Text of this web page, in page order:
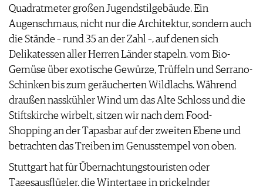
Quadratmeter großen Jugendstilgebäude. Ein
Augenschmaus, nicht nur die Architektur, sondern auch
die Stände – rund 35 an der Zahl –, auf denen sich
Delikatessen aller Herren Länder stapeln, vom Bio-
Gemüse über exotische Gewürze, Trüffeln und Serrano-
Schinken bis zum geräucherten Wildlachs. Während
draußen nasskühler Wind um das Alte Schloss und die
Stiftskirche wirbelt, sitzen wir nach dem Food-
Shopping an der Tapasbar auf der zweiten Ebene und
betrachten das Treiben im Genusstempel von oben.
Stuttgart hat für Übernachtungstouristen oder
Tagesausflügler, die Wintertage in prickelnder